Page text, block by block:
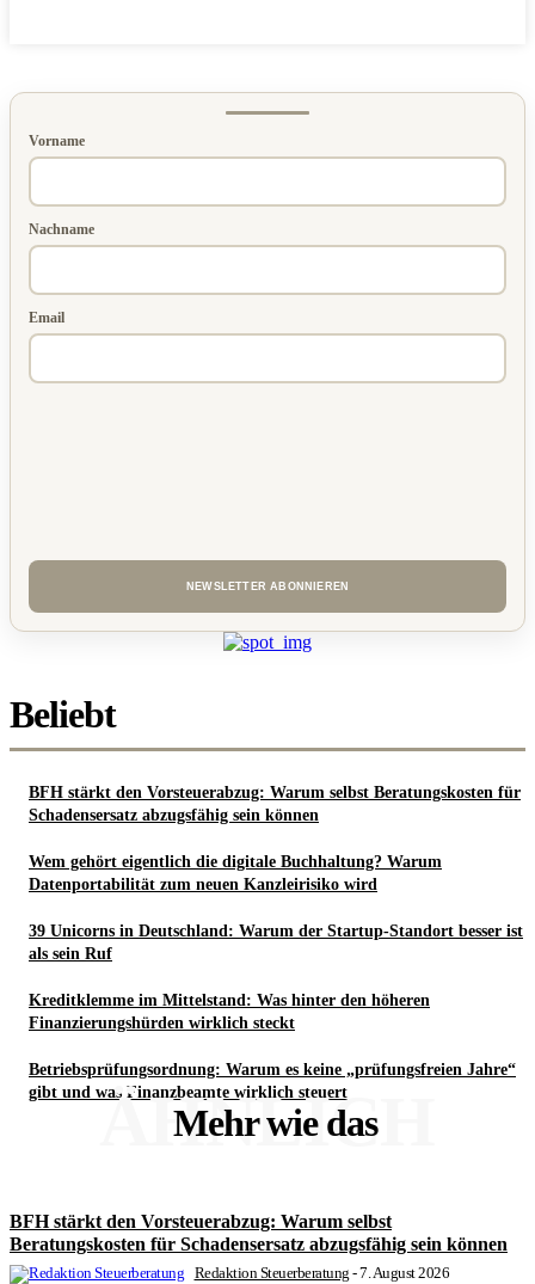
Vorname
Nachname
Email
Beliebt
BFH stärkt den Vorsteuerabzug: Warum selbst Beratungskosten für
Schadensersatz abzugsfähig sein können
Wem gehört eigentlich die digitale Buchhaltung? Warum
Datenportabilität zum neuen Kanzleirisiko wird
39 Unicorns in Deutschland: Warum der Startup-Standort besser ist
als sein Ruf
Kreditklemme im Mittelstand: Was hinter den höheren
Finanzierungshürden wirklich steckt
Betriebsprüfungsordnung: Warum es keine „prüfungsfreien Jahre“
gibt und was Finanzbeamte wirklich steuert
Mehr wie das
ÄHNLICH
BFH stärkt den Vorsteuerabzug: Warum selbst
Beratungskosten für Schadensersatz abzugsfähig sein können
Redaktion Steuerberatung -7. August 2026